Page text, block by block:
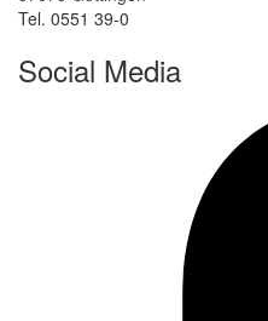
Tel. 0551 39-0
Social Media